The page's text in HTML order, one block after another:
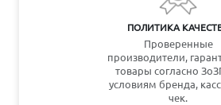
ПОЛИТИКА
Проверенные
производители,
товары согласно
условиям бренда,
чек.